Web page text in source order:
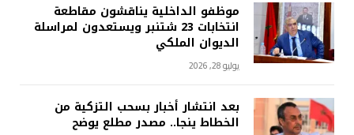
موظفو الداخلية يناقشون مقاطعة
انتخابات 23 شتنبر ويستعدون لمراسلة
الديوان الملكي
يوليو 28, 2026
بعد انتشار أخبار بسحب التزكية من
الخطاط ينجا.. مصدر مطلع يوضح